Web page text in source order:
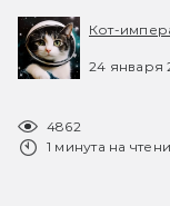
Кот-
24 января
4862
1 минута на